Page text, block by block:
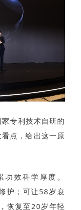
专利技术自研的
点，给出这一原
效科学厚度。
护；可让58岁衰
恢复至20岁年轻